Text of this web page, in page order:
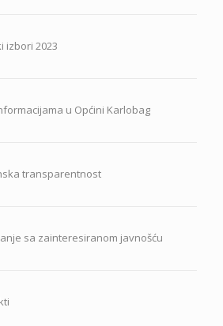
izbori 2023
u Općini Karlobag
transparentnost
sa zainteresiranom javnošću